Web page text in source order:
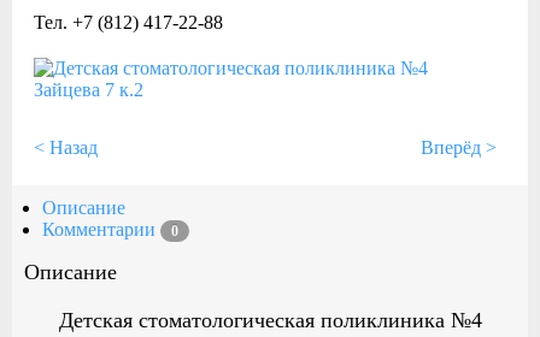
Тел. +7 (812) 417-22-88
< Назад Вперёд >
Описание
Комментарии
0
Описание
Детская стоматологическая поликлиника №4